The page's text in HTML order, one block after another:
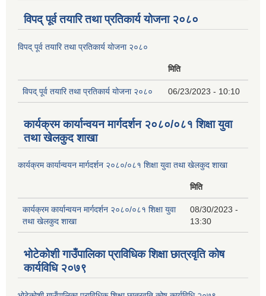
विपद् पूर्व तयारि तथा प्रतिकार्य योजना २०८०
विपद् पूर्व तयारि तथा प्रतिकार्य योजना २०८०
मिति
विपद् पूर्व तयारि तथा प्रतिकार्य योजना २०८० 06/23/2023 - 10:10
कार्यक्रम कार्यान्वयन मार्गदर्शन २०८०/०८१ शिक्षा युवा
तथा खेलकुद शाखा
कार्यक्रम कार्यान्वयन मार्गदर्शन २०८०/०८१ शिक्षा युवा तथा खेलकुद शाखा
मिति
कार्यक्रम कार्यान्वयन मार्गदर्शन २०८०/०८१ शिक्षा युवा
तथा खेलकुद शाखा
08/30/2023 -
13:30
भोटेकोशी गाउँपालिका प्राविधिक शिक्षा छात्रवृति कोष
कार्यविधि २०७९